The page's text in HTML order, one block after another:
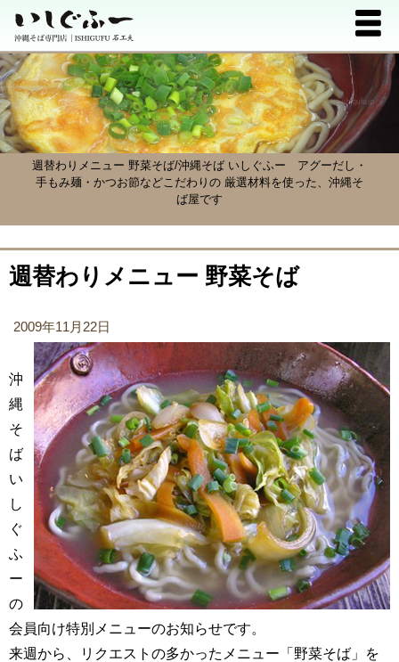
週替わりメニュー 野菜そば/沖縄そば いしぐふー
アグーだし・
手もみ麺・かつお節などこだわりの 厳選材料を使った、沖縄そ
ば屋です
週替わりメニュー 野菜そば
2009年11月22日
沖
縄
そ
ば
い
し
ぐ
ふ
ー
の
会員向け特別メニューのお知らせです。
来週から、リクエストの多かったメニュー「野菜そば」を